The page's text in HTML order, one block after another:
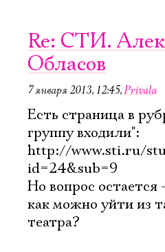
Re: СТИ.
Обласов
7 января 2013, 12:45,Privala
Есть страница в
группу входили":
http://www.sti.ru/
id=24&sub=9
Но вопрос остается
как можно уйти из
театра?